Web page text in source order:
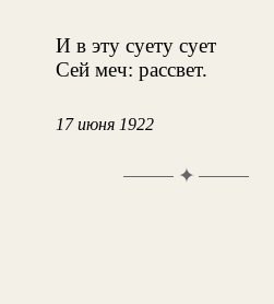
И в эту суету сует
Сей меч: рассвет.
17 июня 1922
✦